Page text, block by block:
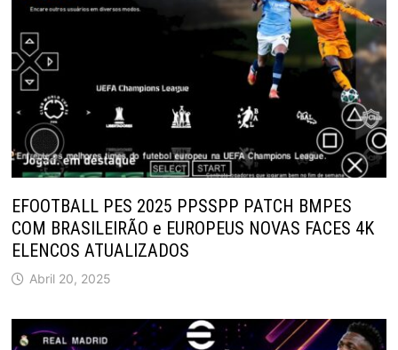
EFOOTBALL PES 2025 PPSSPP PATCH BMPES
COM BRASILEIRÃO e EUROPEUS NOVAS FACES 4K
ELENCOS ATUALIZADOS
Abril 20, 2025